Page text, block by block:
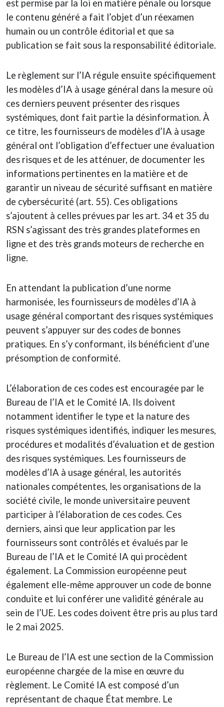
est permise par la loi en matière pénale ou lorsque
le contenu généré a fait l’objet d’un réexamen
humain ou un contrôle éditorial et que sa
publication se fait sous la responsabilité éditoriale.
Le règlement sur l’IA régule ensuite spécifiquement
les modèles d’IA à usage général dans la mesure où
ces derniers peuvent présenter des risques
systémiques, dont fait partie la désinformation. À
ce titre, les fournisseurs de modèles d’IA à usage
général ont l’obligation d’effectuer une évaluation
des risques et de les atténuer, de documenter les
informations pertinentes en la matière et de
garantir un niveau de sécurité suffisant en matière
de cybersécurité (art. 55). Ces obligations
s’ajoutent à celles prévues par les art. 34 et 35 du
RSN s’agissant des très grandes plateformes en
ligne et des très grands moteurs de recherche en
ligne.
En attendant la publication d’une norme
harmonisée, les fournisseurs de modèles d’IA à
usage général comportant des risques systémiques
peuvent s’appuyer sur des codes de bonnes
pratiques. En s’y conformant, ils bénéficient d’une
présomption de conformité.
L’élaboration de ces codes est encouragée par le
Bureau de l’IA et le Comité IA. Ils doivent
notamment identifier le type et la nature des
risques systémiques identifiés, indiquer les mesures,
procédures et modalités d’évaluation et de gestion
des risques systémiques. Les fournisseurs de
modèles d’IA à usage général, les autorités
nationales compétentes, les organisations de la
société civile, le monde universitaire peuvent
participer à l’élaboration de ces codes. Ces
derniers, ainsi que leur application par les
fournisseurs sont contrôlés et évalués par le
Bureau de l’IA et le Comité IA qui procèdent
également. La Commission européenne peut
également elle-même approuver un code de bonne
conduite et lui conférer une validité générale au
sein de l’UE. Les codes doivent être pris au plus tard
le 2 mai 2025.
Le Bureau de l’IA est une section de la Commission
européenne chargée de la mise en œuvre du
règlement. Le Comité IA est composé d’un
représentant de chaque État membre. Le